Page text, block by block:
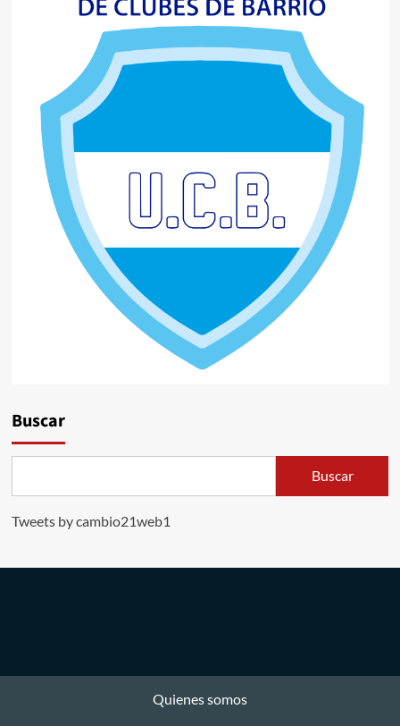
Buscar
Buscar
Tweets by cambio21web1
Quienes somos